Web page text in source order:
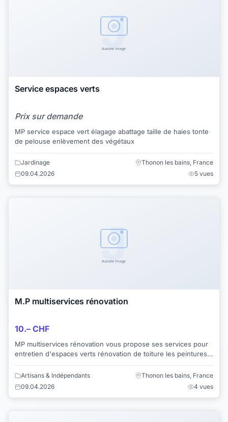
Service espaces verts
Prix sur demande
MP service espace vert élagage abattage taille de haies tonte
de pelouse enlèvement des végétaux
Jardinage
Thonon les bains, France
09.04.2026
5 vues
M.P multiservices rénovation
10.– CHF
MP multiservices rénovation vous propose ses services pour
entretien d'espaces verts rénovation de toiture les peintures
intérieur extérieur et débarr...
Artisans & Indépendants
Thonon les bains, France
09.04.2026
4 vues